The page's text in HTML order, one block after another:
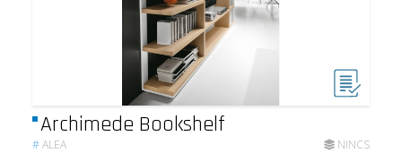
Archimede Bookshelf
#ALEA NINCS